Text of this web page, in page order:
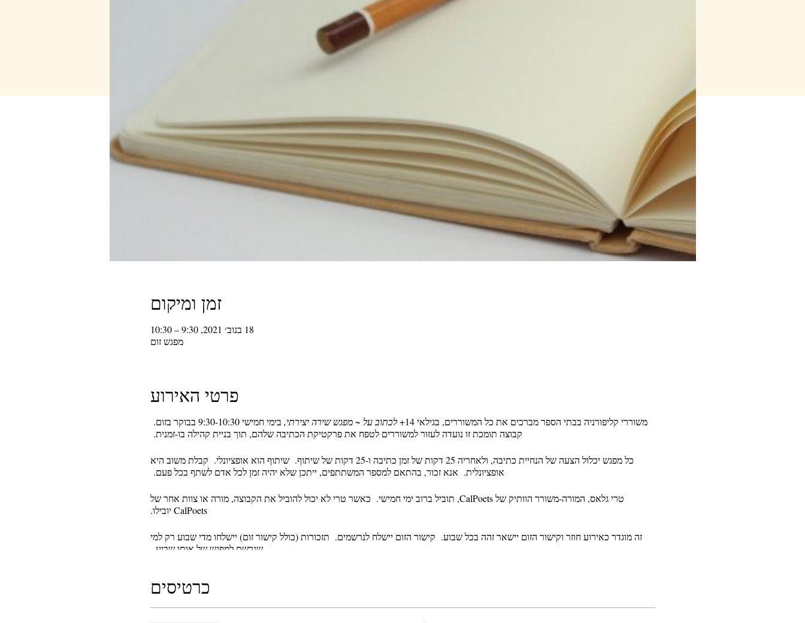
זמן ומיקום
18 בנוב׳ 2021, 9:30 – 10:30
מפגש זום
פרטי האירוע
משוררי קליפורניה בבתי הספר מברכים את כל המשוררים, בגילאי 14+ לכתוב על ~ מפגש שירה יצירתי,
בימי חמישי 9:30-10:30 בבוקר בזום.
קבוצה תומכת זו נועדה לעזור למשוררים לטפח את פרקטיקת הכתיבה שלהם, תוך בניית קהילה בו-זמנית.
כל מפגש יכלול הצעה של הנחיית כתיבה, ולאחריה 25 דקות של זמן כתיבה ו-25 דקות של שיתוף. שיתוף הוא אופציונלי. קבלת משוב היא
אופציונלית. אנא זכור, בהתאם למספר המשתתפים, ייתכן שלא יהיה זמן לכל אדם לשתף בכל פעם.
טרי גלאס, המורה-משורר הוותיק של CalPoets, תוביל ברוב ימי חמישי. כאשר טרי לא יכול להוביל את הקבוצה, מורה או צוות אחר של
CalPoets יובילו.
זה מוגדר כאירוע חוזר וקישור הזום יישאר זהה בכל שבוע. קישור הזום יישלח לנרשמים. תזכורות (כולל קישור זום) יישלחו מדי שבוע רק למי
שנרשם למפגש של אותו שבוע.
יישלחו לך תזכורות, אלא אם כן נרשמת בפועל למפגש של אותו שבוע.
כרטיסים